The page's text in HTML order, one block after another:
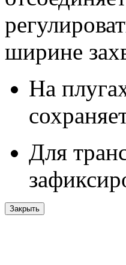
ширине
На
Для
Закрыть